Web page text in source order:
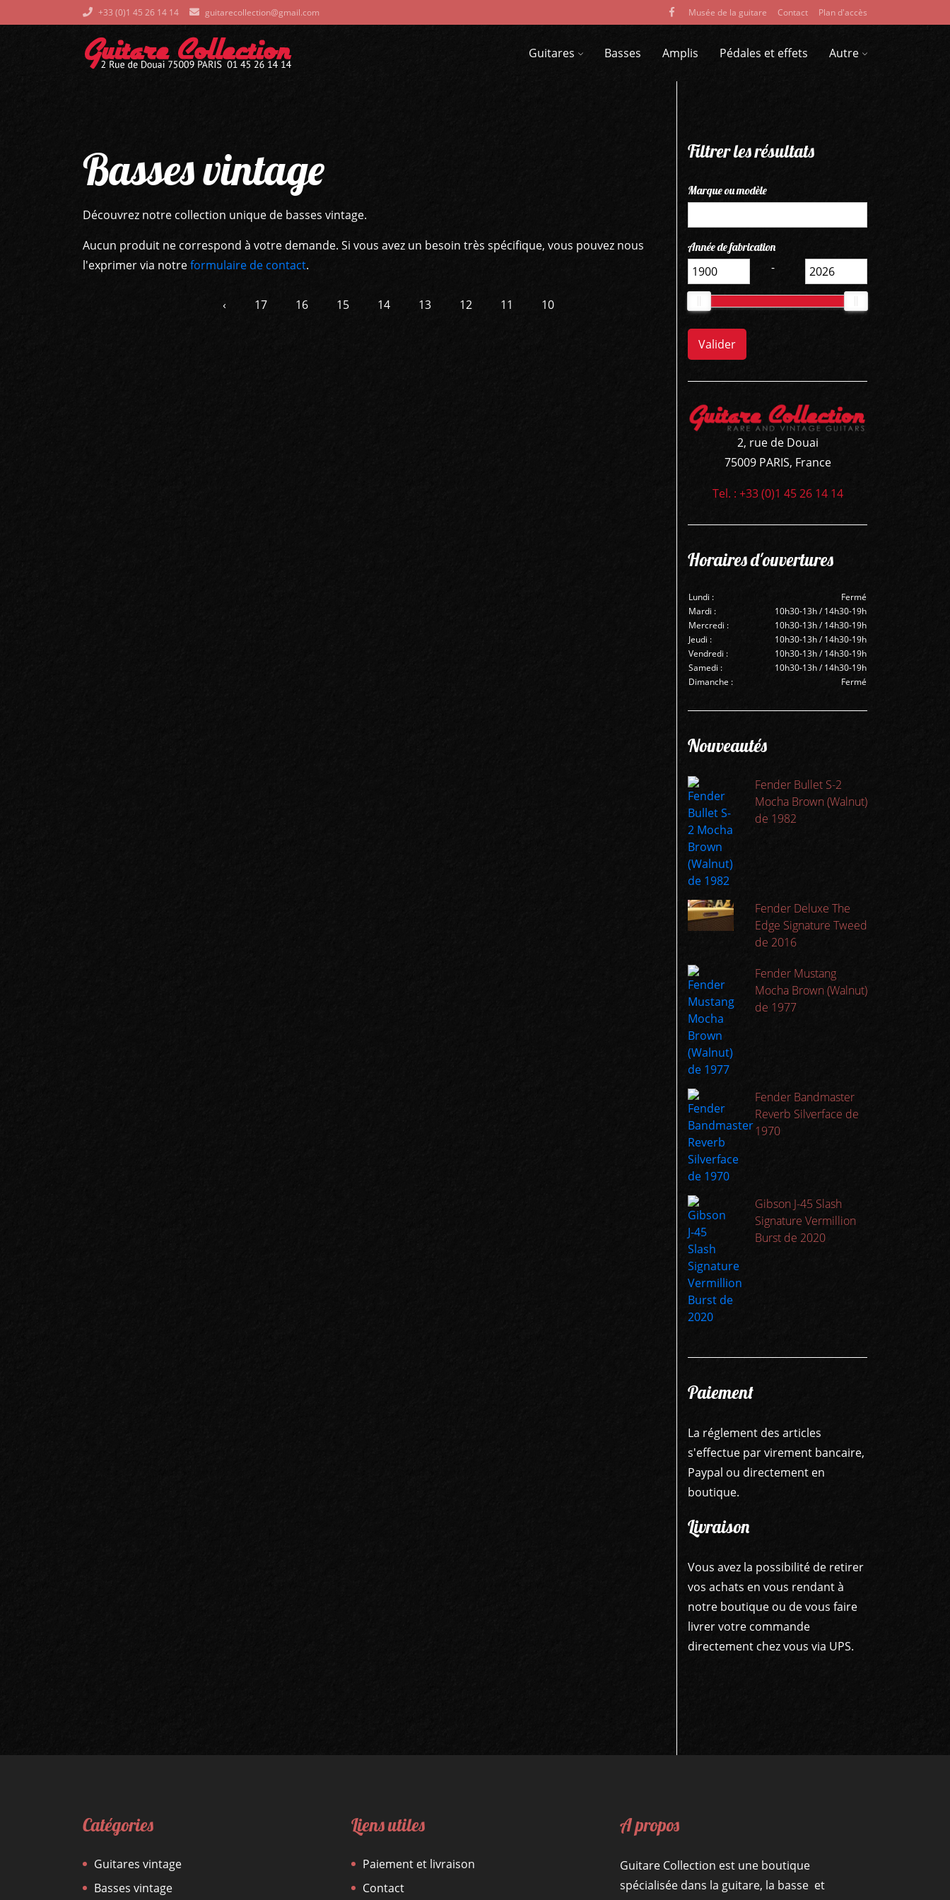
+33 (0)1 45 26 14 14 guitarecollection@gmail.com Musée de la guitare Contact Plan d'accès
Guitares Basses Amplis Pédales et effets Autre
Basses vintage
Découvrez notre collection unique de basses vintage.
Aucun produit ne correspond à votre demande. Si vous avez un besoin très spécifique, vous pouvez nous
l'exprimer via notreformulaire de contact.
‹ 17 16 15 14 13 12 11 10
Filtrer les résultats
Marque ou modèle
Année de fabrication
-
Valider
2, rue de Douai
75009 PARIS, France
Tel. : +33 (0)1 45 26 14 14
Horaires d'ouvertures
Lundi :
Fermé
Mardi :
10h30-13h / 14h30-19h
Mercredi :
10h30-13h / 14h30-19h
Jeudi :
10h30-13h / 14h30-19h
Vendredi :
10h30-13h / 14h30-19h
Samedi :
10h30-13h / 14h30-19h
Dimanche :
Fermé
Nouveautés
Fender Bullet S-2
Mocha Brown (Walnut)
de 1982
Fender Deluxe The
Edge Signature Tweed
de 2016
Fender Mustang
Mocha Brown (Walnut)
de 1977
Fender Bandmaster
Reverb Silverface de
1970
Gibson J-45 Slash
Signature Vermillion
Burst de 2020
Paiement
La réglement des articles
s'effectue par virement bancaire,
Paypal ou directement en
boutique.
Livraison
Vous avez la possibilité de retirer
vos achats en vous rendant à
notre boutique ou de vous faire
livrer votre commande
directement chez vous via UPS.
Catégories
Guitares vintage
Basses vintage
Liens utiles
Paiement et livraison
Contact
A propos
Guitare Collection est une boutique
spécialisée dans la guitare, la basse et